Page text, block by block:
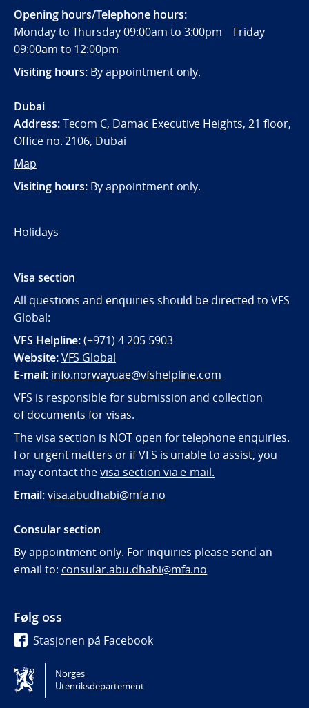
Opening hours/Telephone hours:
Monday to Thursday 09:00am to 3:00pm Friday
09:00am to 12:00pm
Visiting hours: By appointment only.
Dubai
Address:Tecom C, Damac Executive Heights, 21 floor,
Office no. 2106, Dubai
Map
Visiting hours: By appointment only.
Holidays
Visa section
All questions and enquiries should be directed to VFS
Global:
VFS Helpline:(+971) 4 205 5903
Website:VFS Global
E-mail: info.norwayuae@vfshelpline.com
VFS is responsible for submission and collection
of documents for visas.
The visa section is NOT open for telephone enquiries.
For urgent matters or if VFS is unable to assist, you
may contact thevisa section via e-mail.
Email:visa.abudhabi@mfa.no
Consular section
By appointment only. For inquiries please send an
email to: consular.abu.dhabi@mfa.no
Følg oss
Stasjonen på Facebook
Stasjonen på Twitter
Tilgjengelighetserklæring / Accessibility statement
Norges
Utenriksdepartement